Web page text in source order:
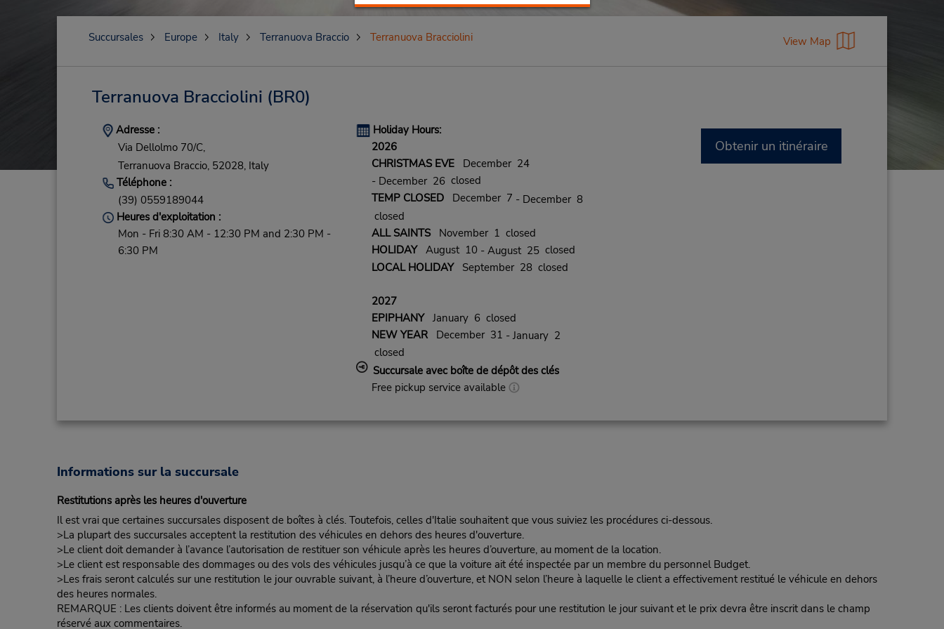
Succursales Europe Italy Terranuova Braccio Terranuova Bracciolini View Map
Terranuova Bracciolini (BR0)
Adresse :
Via Dellolmo 70/C,
Terranuova Braccio, 52028, Italy
Téléphone :
(39) 0559189044
Heures d'exploitation :
Mon - Fri 8:30 AM - 12:30 PM and 2:30 PM -
6:30 PM
Holiday Hours:
2026
CHRISTMAS EVEDecember 24
- December 26closed
TEMP CLOSEDDecember 7 - December 8
closed
ALL SAINTSNovember 1 closed
HOLIDAYAugust 10 - August 25closed
LOCAL HOLIDAYSeptember 28 closed
2027
EPIPHANYJanuary 6 closed
NEW YEARDecember 31 - January 2
closed
Succursale avec boîte de dépôt des clés
Free pickup service available
Obtenir un itinéraire
Informations sur la succursale
Restitutions après les heures d'ouverture
Il est vrai que certaines succursales disposent de boîtes à clés. Toutefois, celles d'Italie souhaitent que vous suiviez les procédures ci-dessous.
>La plupart des succursales acceptent la restitution des véhicules en dehors des heures d'ouverture.
>Le client doit demander à l’avance l’autorisation de restituer son véhicule après les heures d’ouverture, au moment de la location.
>Le client est responsable des dommages ou des vols des véhicules jusqu’à ce que la voiture ait été inspectée par un membre du personnel Budget.
>Les frais seront calculés sur une restitution le jour ouvrable suivant, à l’heure d’ouverture, et NON selon l’heure à laquelle le client a effectivement restitué le véhicule en dehors
des heures normales.
REMARQUE : Les clients doivent être informés au moment de la réservation qu'ils seront facturés pour une restitution le jour suivant et le prix devra être inscrit dans le champ
réservé aux commentaires.